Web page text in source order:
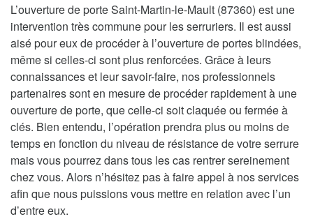
L’ouverture de porte Saint-Martin-le-Mault (87360) est une
intervention très commune pour les serruriers. Il est aussi
aisé pour eux de procéder à l’ouverture de portes blindées,
même si celles-ci sont plus renforcées. Grâce à leurs
connaissances et leur savoir-faire, nos professionnels
partenaires sont en mesure de procéder rapidement à une
ouverture de porte, que celle-ci soit claquée ou fermée à
clés. Bien entendu, l’opération prendra plus ou moins de
temps en fonction du niveau de résistance de votre serrure
mais vous pourrez dans tous les cas rentrer sereinement
chez vous. Alors n’hésitez pas à faire appel à nos services
afin que nous puissions vous mettre en relation avec l’un
d’entre eux.